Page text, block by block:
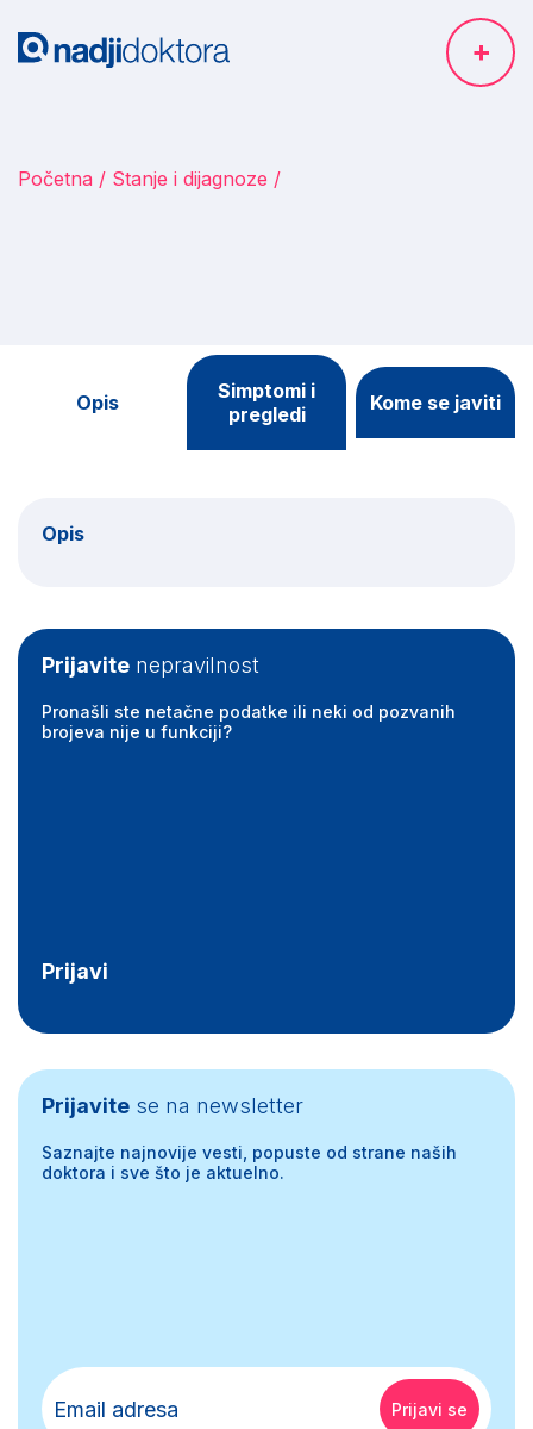
Početna Stanje i dijagnoze
Opis
Simptomi i
pregledi
Kome se javiti
Opis
Prijavite nepravilnost
Pronašli ste netačne podatke ili neki od pozvanih
brojeva nije u funkciji?
Prijavi
Prijavite se na newsletter
Saznajte najnovije vesti, popuste od strane naših
doktora i sve što je aktuelno.